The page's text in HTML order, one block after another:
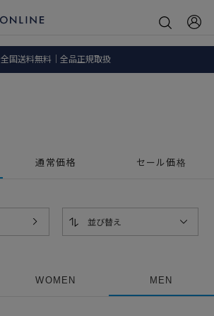
全国送料無料｜全品正規取扱
通常価格 セール価格
並び替え
WOMEN MEN